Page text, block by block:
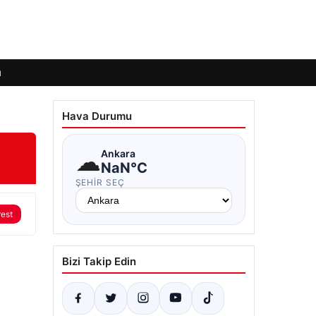
Hava Durumu
☁Ankara
NaN°C
ŞEHIR SEÇ
Bizi Takip Edin